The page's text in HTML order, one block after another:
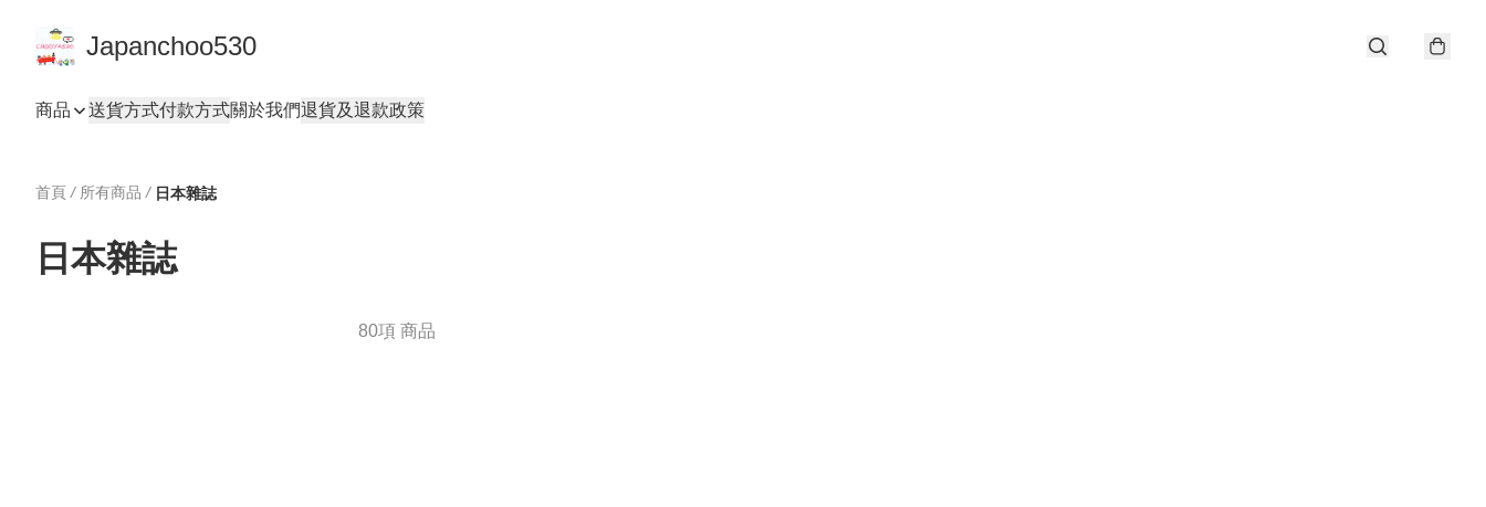
Japanchoo530
商品 送貨方式付款方式關於我們退貨及退款政策
首頁 / 所有商品 / 日本雜誌
日本雜誌
80項 商品